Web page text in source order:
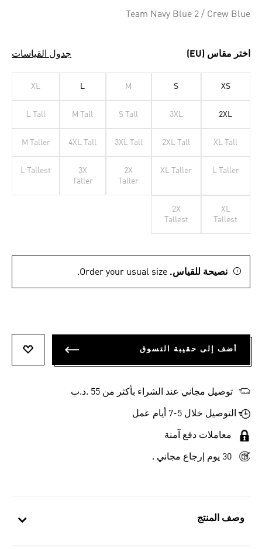
وصف المنتج
Team Navy Blue 2 / Crew Blue
اختر مقاس (EU) جدول القياسات
XS
S
M
L
XL
2XL
3XL
S Tall
M Tall
L Tall
XL Tall
2XL Tall
3XL Tall
4XL Tall
M Taller
L Taller
XL Taller
2X
Taller
3X
Taller
L Tallest
XL
Tallest
2X
Tallest
نصيحة للقياس. Order your usual size.
أضف إلى حقيبة التسوق
توصيل مجاني عند الشراء بأكثر من 55 .د.ب‎
التوصيل خلال 5-7 أيام عمل
معاملات دفع آمنة